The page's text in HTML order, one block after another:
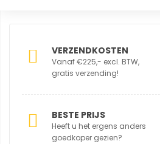
VERZENDKOSTEN
Vanaf €225,- excl. BTW,
gratis verzending!
BESTE PRIJS
Heeft u het ergens anders
goedkoper gezien?